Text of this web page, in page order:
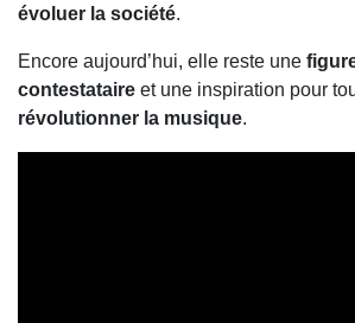
évoluer la société.
Encore aujourd’hui, elle reste une
contestataire et une inspiration pour
révolutionner la musique.